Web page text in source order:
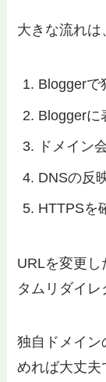
大きな流れは
Bloggerで
Bloggerに
ドメイン
DNSの反
HTTPSを
URLを変更し
タムリダイレ
独自ドメイン
めれば大丈夫